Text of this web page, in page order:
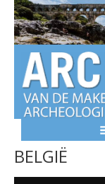
BREADCRUMBS
BELGIË